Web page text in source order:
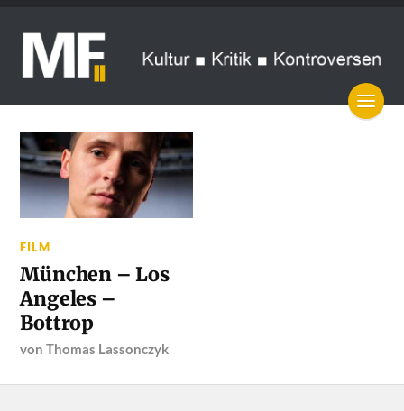
FILM
München – Los
Angeles –
Bottrop
vonThomas Lassonczyk